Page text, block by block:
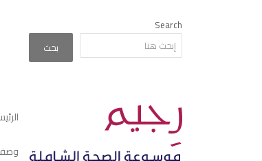
Search
بحث